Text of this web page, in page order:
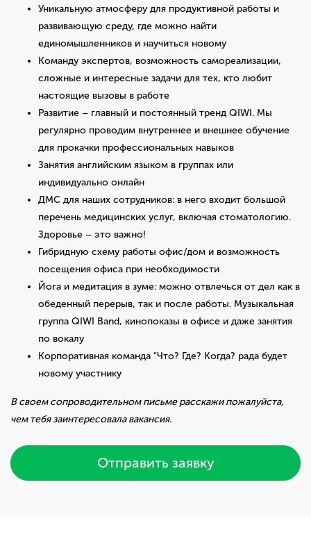
Уникальную атмосферу для продуктивной работы и
развивающую среду, где можно найти
единомышленников и научиться новому
Команду экспертов, возможность самореализации,
сложные и интересные задачи для тех, кто любит
настоящие вызовы в работе
Развитие – главный и постоянный тренд QIWI. Мы
регулярно проводим внутреннее и внешнее обучение
для прокачки профессиональных навыков
Занятия английским языком в группах или
индивидуально онлайн
ДМС для наших сотрудников: в него входит большой
перечень медицинских услуг, включая стоматологию.
Здоровье – это важно!
Гибридную схему работы офис/дом и возможность
посещения офиса при необходимости
Йога и медитация в зуме: можно отвлечься от дел как в
обеденный перерыв, так и после работы. Музыкальная
группа QIWI Band, кинопоказы в офисе и даже занятия
по вокалу
Корпоративная команда "Что? Где? Когда? рада будет
новому участнику
В своем сопроводительном письме расскажи пожалуйста,
чем тебя заинтересовала вакансия.
Отправить заявку